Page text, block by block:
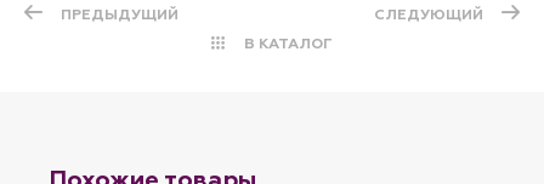
ПРЕДЫДУЩИЙ
В КАТАЛОГ
СЛЕДУЮЩИЙ